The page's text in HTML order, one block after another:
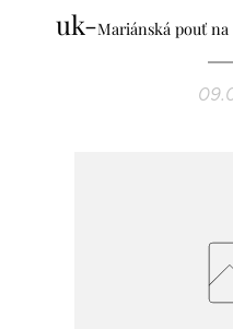
uk-Mariánská pouť